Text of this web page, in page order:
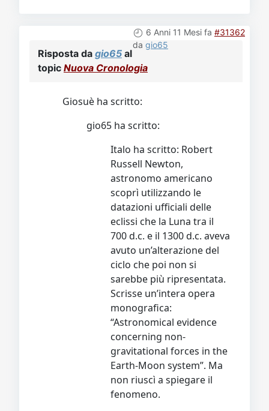
6 Anni 11 Mesi fa #31362
da gio65
Risposta da gio65 al
topic Nuova Cronologia
Giosuè ha scritto:
gio65 ha scritto:
Italo ha scritto: Robert
Russell Newton,
astronomo americano
scoprì utilizzando le
datazioni ufficiali delle
eclissi che la Luna tra il
700 d.c. e il 1300 d.c. aveva
avuto un’alterazione del
ciclo che poi non si
sarebbe più ripresentata.
Scrisse un’intera opera
monografica:
“Astronomical evidence
concerning non-
gravitational forces in the
Earth-Moon system”. Ma
non riuscì a spiegare il
fenomeno.